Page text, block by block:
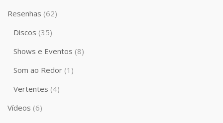
Resenhas (62)
Discos (35)
Shows e Eventos (8)
Som ao Redor (1)
Vertentes (4)
Vídeos (6)